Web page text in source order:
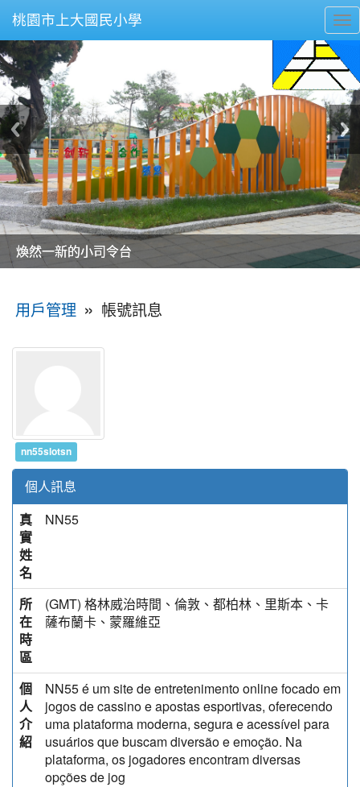
桃園市上大國民小學
美麗的操場是我們活力的來源
美麗的操場是我們活力的來源
煥然一新的小司令台
煥然一新的小司令台
富含桃園埤塘田園風光意象的中廊
富含桃園埤塘田園風光意象的中廊
嶄新的中庭廣場
嶄新的中庭廣場
水生池生生不息
水生池生生不息
用戶管理 » 帳號訊息
nn55slotsn
個人訊息
真
實
姓
名
NN55
所
在
時
區
(GMT) 格林威治時間、倫敦、都柏林、里斯本、卡
薩布蘭卡、蒙羅維亞
個
人
介
紹
NN55 é um site de entretenimento online focado em
jogos de cassino e apostas esportivas, oferecendo
uma plataforma moderna, segura e acessível para
usuários que buscam diversão e emoção. Na
plataforma, os jogadores encontram diversas
opções de jog